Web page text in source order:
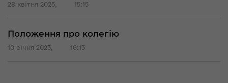
28 квітня 2025, 15:15
Положення про колегію
10 січня 2023, 16:13